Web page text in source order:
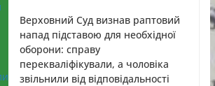
Верховний Суд визнав раптовий
напад підставою для необхідної
оборони: справу
перекваліфікували, а чоловіка
звільнили від відповідальності